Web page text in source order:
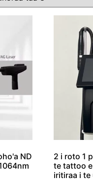
ND
2 i roto 1
te tattoo
iritiraa i te